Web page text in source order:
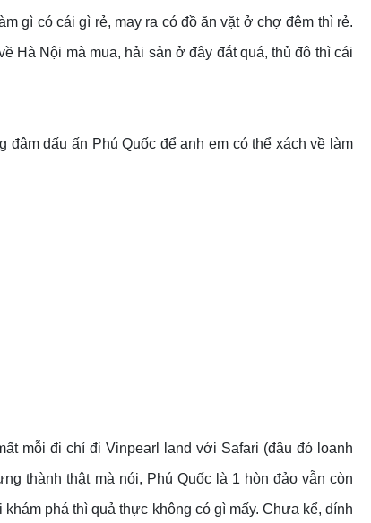
gì có cái gì rẻ, may ra có đồ ăn vặt ở chợ đêm thì rẻ.
Hà Nội mà mua, hải sản ở đây đắt quá, thủ đô thì cái
dấu ấn Phú Quốc để anh em có thể xách về làm
mỗi đi chí đi Vinpearl land với Safari (đâu đó loanh
thành thật mà nói, Phú Quốc là 1 hòn đảo vẫn còn
phá thì quả thực không có gì mấy. Chưa kể, dính